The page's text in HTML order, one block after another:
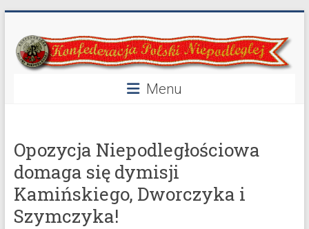
treści
Konfederacja
Polski
Niepodległej
w
służbie
Polski
Menu
Opozycja Niepodległościowa
domaga się dymisji
Kamińskiego, Dworczyka i
Szymczyka!